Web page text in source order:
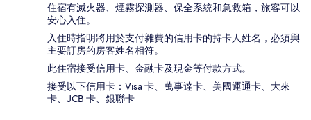
住宿有滅火器、煙霧探測器、保全系統和急救箱，旅客可以
安心入住。
入住時指明將用於支付雜費的信用卡的持卡人姓名，必須與
主要訂房的房客姓名相符。
此住宿接受信用卡、金融卡及現金等付款方式。
接受以下信用卡：Visa 卡、萬事達卡、美國運通卡、大來
卡、JCB 卡、銀聯卡